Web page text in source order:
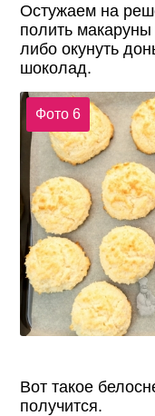
Остужаем на
полить
либо окунуть
шоколад.
Фото 6
Вот такое
получится.